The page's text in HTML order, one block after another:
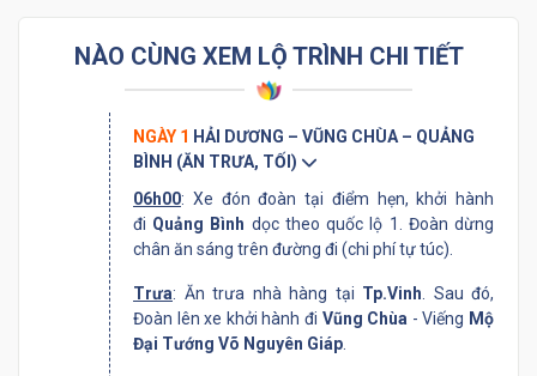
NÀO CÙNG XEM LỘ TRÌNH CHI TIẾT
NGÀY 1 HẢI DƯƠNG – VŨNG CHÙA – QUẢNG
BÌNH (ĂN TRƯA, TỐI)
06h00: Xe đón đoàn tại điểm hẹn, khởi hành
đi Quảng Bình dọc theo quốc lộ 1. Đoàn dừng
chân ăn sáng trên đường đi (chi phí tự túc).
Trưa: Ăn trưa nhà hàng tại Tp.Vinh . Sau đó,
Đoàn lên xe khởi hành đi Vũng Chùa - Viếng Mộ
Đại Tướng Võ Nguyên Giáp